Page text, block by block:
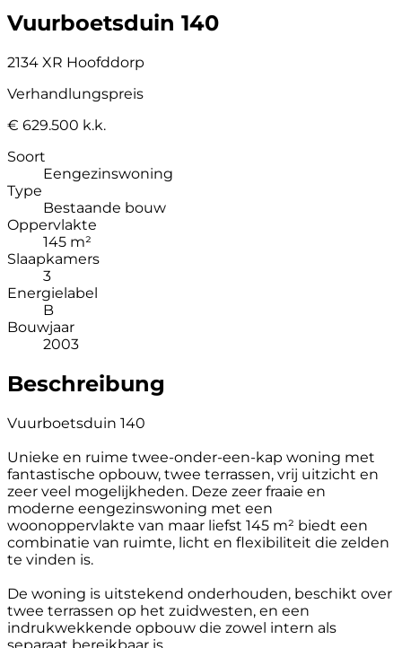
Vuurboetsduin 140
2134 XR Hoofddorp
Verhandlungspreis
€ 629.500 k.k.
Soort
Eengezinswoning
Type
Bestaande bouw
Oppervlakte
145 m²
Slaapkamers
3
Energielabel
B
Bouwjaar
2003
Beschreibung
Vuurboetsduin 140
Unieke en ruime twee-onder-een-kap woning met
fantastische opbouw, twee terrassen, vrij uitzicht en
zeer veel mogelijkheden. Deze zeer fraaie en
moderne eengezinswoning met een
woonoppervlakte van maar liefst 145 m² biedt een
combinatie van ruimte, licht en flexibiliteit die zelden
te vinden is.
De woning is uitstekend onderhouden, beschikt over
twee terrassen op het zuidwesten, en een
indrukwekkende opbouw die zowel intern als